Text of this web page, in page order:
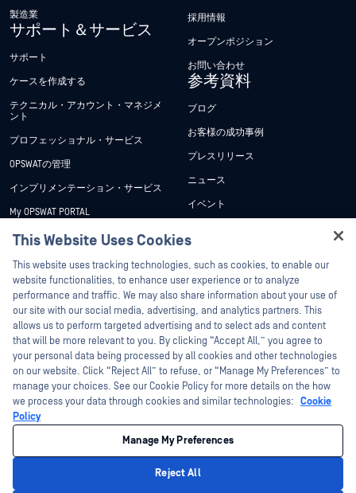
製造業
サポート＆サービス
サポート
ケースを作成する
テクニカル・アカウント・マネジメ
ント
プロフェッショナル・サービス
OPSWATの管理
インプリメンテーション・サービス
My OPSWAT PORTAL
技術文書
トレーニング
脆弱性対策プログラム
パートナー
認証
テクノロジー・パートナー
OPSWAT チャネル パートナー
採用情報
オープンポジション
お問い合わせ
参考資料
ブログ
お客様の成功事例
プレスリリース
ニュース
イベント
ホワイトペーパー
無料ツール
©2026OPSWAT . All rights reserved.OPSWAT、MetaDefender、Metascan、
MetaAccess、OPSWAT 、Trust no File. Trust No Device.、OPSWAT 、Protecting the
World's Critical Infrastructure、Deep CDR™ Technology、InQuest、InQuestロゴ、
DFI、RetroHunt、Deep File Inspection、およびJoin the Huntは、OPSWAT の商標
です。第三者の商標は、それぞれの所有者の財産です。
プライバシーポリシー クッキー設定
This Website Uses Cookies
This website uses tracking technologies, such as cookies, to enable our
website functionalities, to enhance user experience or to analyze
performance and traffic. We may also share information about your use of
our site with our social media, advertising, and analytics partners. This
allows us to perform targeted advertising and to select ads and content
that will be more relevant to you. By clicking “Accept All,” you agree to
your personal data being processed by all cookies and other technologies
on our website. Click “Reject All” to refuse, or “Manage My Preferences” to
manage your choices. See our Cookie Policy for more details on the how
we process your data through cookies and similar technologies: Cookie
Policy
Manage My Preferences
Reject All
Hey there!
I'm Ozzy, your OPSWAT virtual assistant.
How can I help you secure what's critical
today?